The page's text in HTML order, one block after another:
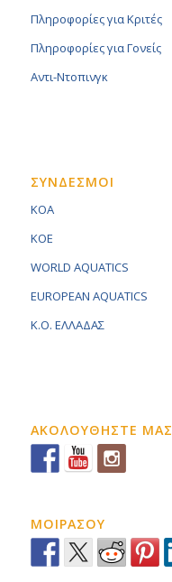
Πληροφορίες για Κριτές
Πληροφορίες για Γονείς
Αντι-Ντοπινγκ
ΣΥΝΔΕΣΜΟΙ
KOA
KOE
WORLD AQUATICS
EUROPEAN AQUATICS
K.O. ΕΛΛΑΔΑΣ
ΑΚΟΛΟΥΘΗΣΤΕ ΜΑΣ
ΜΟΙΡΑΣΟΥ